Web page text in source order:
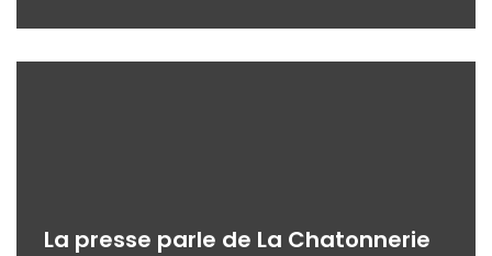
La presse parle de La Chatonnerie